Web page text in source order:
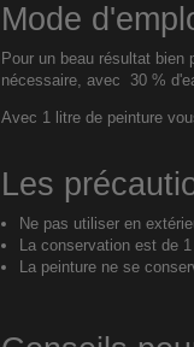
Mode
Pour un beau résultat bien
nécessaire, avec 30 %
Avec 1 litre de peinture
Les
Ne pas utiliser en
La conservation est de
La peinture ne se